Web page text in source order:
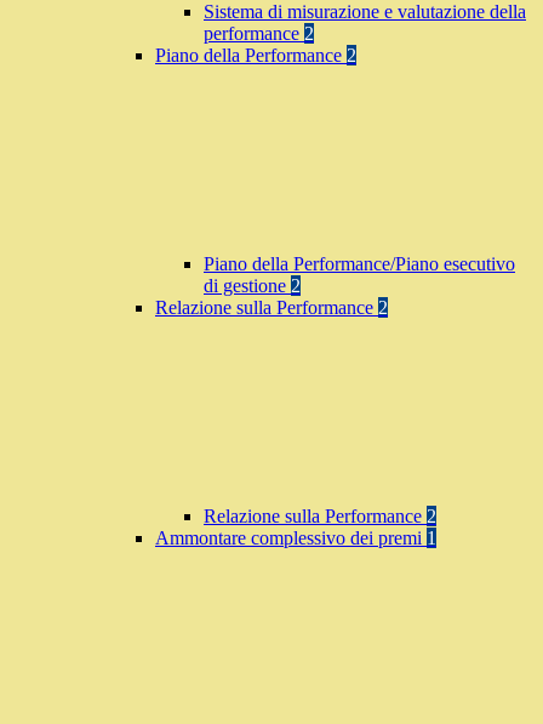
Sistema di misurazione e valutazione della
performance 2
Piano della Performance 2
Piano della Performance/Piano esecutivo
di gestione 2
Relazione sulla Performance 2
Relazione sulla Performance 2
Ammontare complessivo dei premi 1